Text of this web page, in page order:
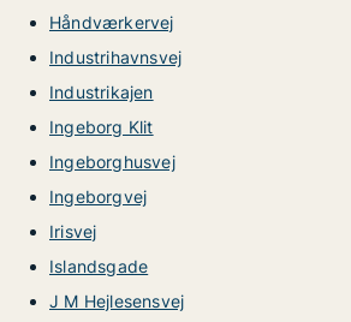
Håndværkervej
Industrihavnsvej
Industrikajen
Ingeborg Klit
Ingeborghusvej
Ingeborgvej
Irisvej
Islandsgade
J M Hejlesensvej